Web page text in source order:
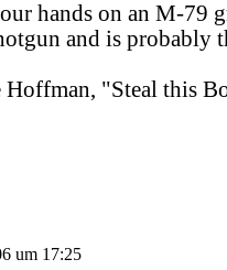
hands on an M-79
and is probably
Hoffman, "Steal this
um 17:25